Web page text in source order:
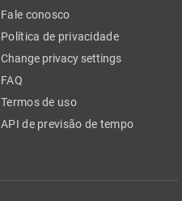
Fale conosco
Política de privacidade
Change privacy settings
FAQ
Termos de uso
API de previsão de tempo